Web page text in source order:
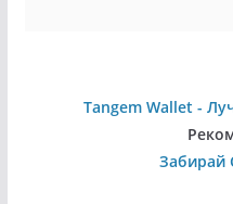
Tangem Wallet -
Забирай